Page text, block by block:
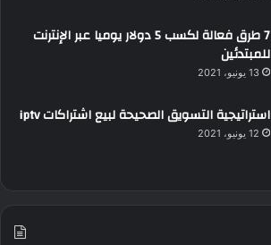
7 طرق فعالة لكسب 5 دولار يوميا عبر الإنترنت
للمبتدئين
13 يونيو، 2021
استراتيجية التسويق الصحيحة لبيع اشتراكات iptv
12 يونيو، 2021